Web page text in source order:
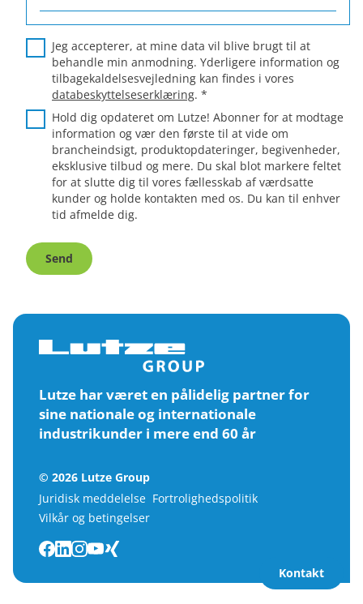
Kontakt
Jeg accepterer, at mine data vil blive brugt til at
behandle min anmodning. Yderligere information og
tilbagekaldelsesvejledning kan findes i vores
databeskyttelseserklæring. *
Hold dig opdateret om Lutze! Abonner for at modtage
information og vær den første til at vide om
brancheindsigt, produktopdateringer, begivenheder,
eksklusive tilbud og mere. Du skal blot markere feltet
for at slutte dig til vores fællesskab af værdsatte
kunder og holde kontakten med os. Du kan til enhver
tid afmelde dig.
Send
Lutze har været en pålidelig partner for
sine nationale og internationale
industrikunder i mere end 60 år
© 2026 Lutze Group
Juridisk meddelelse Fortrolighedspolitik
Vilkår og betingelser